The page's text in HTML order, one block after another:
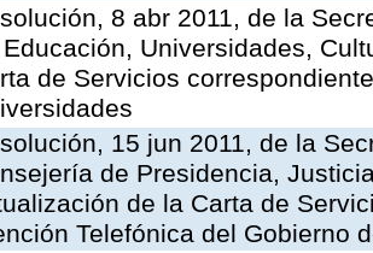
8 abr 2011, de la
Universidades,
de Servicios
15 jun 2011, de la
de Presidencia,
de la Carta de
Telefónica del Gobierno